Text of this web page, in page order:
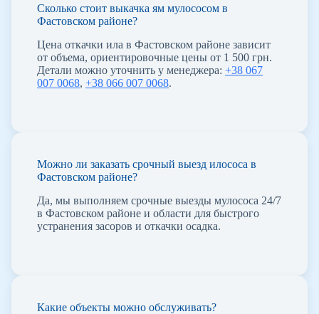
Сколько стоит выкачка ям мулососом в
Фастовском районе?
Цена откачки ила в Фастовском районе зависит
от объема, ориентировочные цены от 1 500 грн.
Детали можно уточнить у менеджера: +38 067
007 0068, +38 066 007 0068.
Можно ли заказать срочный выезд илососа в
Фастовском районе?
Да, мы выполняем срочные выезды мулососа 24/7
в Фастовском районе и области для быстрого
устранения засоров и откачки осадка.
Какие объекты можно обслуживать?